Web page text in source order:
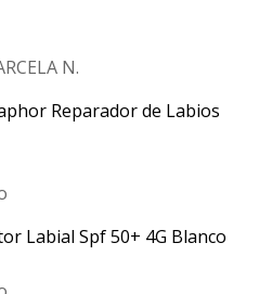
N.
Reparador de Labios
Labial Spf 50+ 4G Blanco